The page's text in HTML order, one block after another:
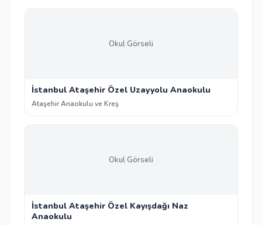
Okul Görseli
İstanbul Ataşehir Özel Uzayyolu Anaokulu
Ataşehir Anaokulu ve Kreş
Okul Görseli
İstanbul Ataşehir Özel Kayışdağı Naz
Anaokulu